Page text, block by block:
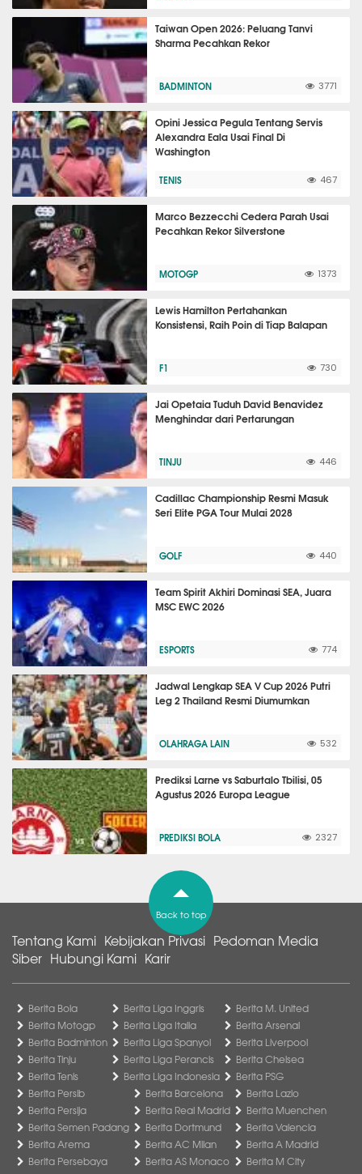
Taiwan Open 2026: Peluang Tanvi
Sharma Pecahkan Rekor
BADMINTON 3771
Opini Jessica Pegula Tentang Servis
Alexandra Eala Usai Final Di
Washington
TENIS 467
Marco Bezzecchi Cedera Parah Usai
Pecahkan Rekor Silverstone
MOTOGP 1373
Lewis Hamilton Pertahankan
Konsistensi, Raih Poin di Tiap Balapan
F1 730
Jai Opetaia Tuduh David Benavidez
Menghindar dari Pertarungan
TINJU 446
Cadillac Championship Resmi Masuk
Seri Elite PGA Tour Mulai 2028
GOLF 440
Team Spirit Akhiri Dominasi SEA, Juara
MSC EWC 2026
ESPORTS 774
Jadwal Lengkap SEA V Cup 2026 Putri
Leg 2 Thailand Resmi Diumumkan
OLAHRAGA LAIN 532
Prediksi Larne vs Saburtalo Tbilisi, 05
Agustus 2026 Europa League
PREDIKSI BOLA 2327
Back to top
Tentang Kami Kebijakan Privasi Pedoman Media
Siber Hubungi Kami Karir
Berita Bola
Berita Motogp
Berita Badminton
Berita Tinju
Berita Tenis
Berita Liga Inggris
Berita Liga Italia
Berita Liga Spanyol
Berita Liga Perancis
Berita Liga Indonesia
Berita M. United
Berita Arsenal
Berita Liverpool
Berita Chelsea
Berita PSG
Berita Persib
Berita Persija
Berita Semen Padang
Berita Arema
Berita Persebaya
Berita Barcelona
Berita Real Madrid
Berita Dortmund
Berita AC Milan
Berita AS Monaco
Berita Lazio
Berita Muenchen
Berita Valencia
Berita A Madrid
Berita M City